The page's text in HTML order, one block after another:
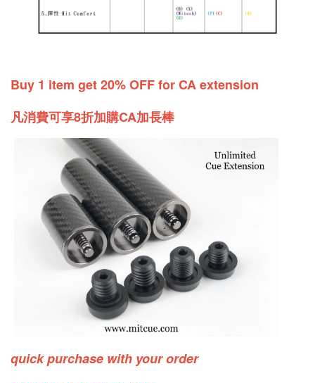
Buy 1 item get 20% OFF for CA extension
凡消費可享8折加購CA加長棒
quick purchase with your order